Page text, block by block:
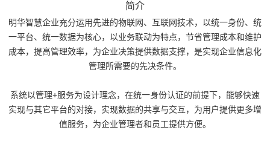
简介
明华智慧企业充分运用先进的物联网、互联网技术，以统一身份、统
一平台、统一数据为核心，以业务联动为特点，节省管理成本和维护
成本，提高管理效率，为企业决策提供数据支撑，是实现企业信息化
管理所需要的先决条件。
系统以管理+服务为设计理念，在统一身份认证的前提下，能够快速
实现与其它平台的对接，实现数据的共享与交互，为用户提供更多增
值服务，为企业管理者和员工提供方便。